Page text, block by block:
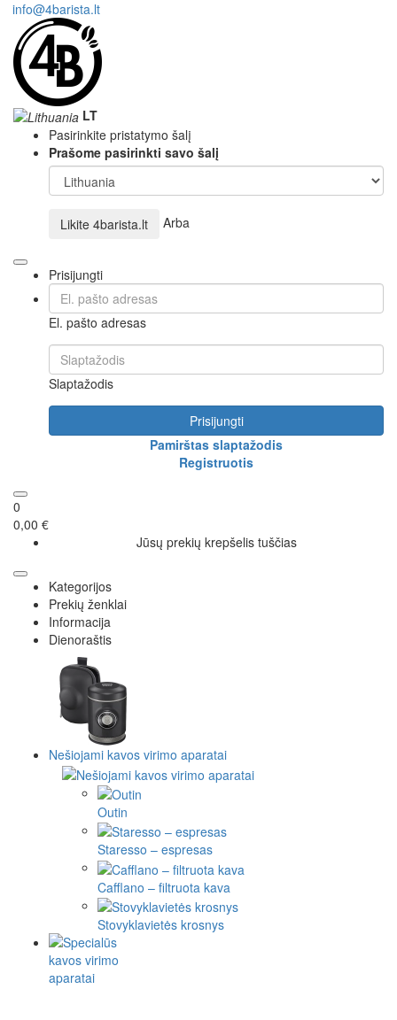
info@4barista.lt
LT
Pasirinkite pristatymo šalį
Prašome pasirinkti savo šalį
Likite 4barista.lt Arba
Prisijungti
El. pašto adresas
Slaptažodis
Prisijungti
Pamirštas slaptažodis
Registruotis
0
0,00 €
Jūsų prekių krepšelis tuščias
Kategorijos
Prekių ženklai
Informacija
Dienoraštis
Nešiojami kavos virimo aparatai
Outin
Staresso – espresas
Cafflano – filtruota kava
Stovyklavietės krosnys